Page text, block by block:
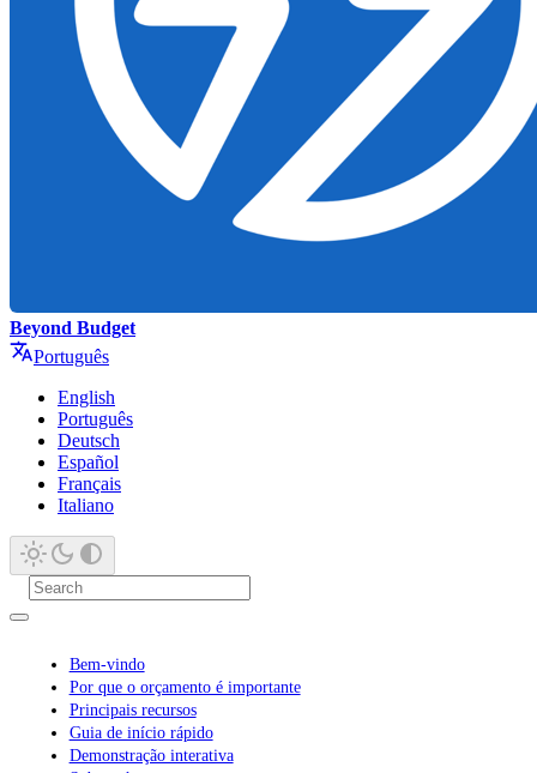
Beyond Budget
Português
English
Português
Deutsch
Español
Français
Italiano
Bem-vindo
Por que o orçamento é importante
Principais recursos
Guia de início rápido
Demonstração interativa